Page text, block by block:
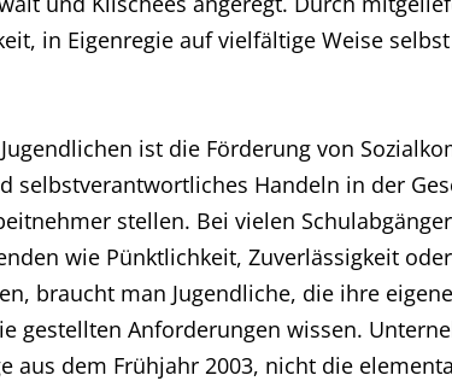
in Eigenregie auf vielfältige Weise
ist die Förderung von
selbstverantwortliches Handeln in der
stellen. Bei vielen
wie Pünktlichkeit, Zuverlässigkeit oder
braucht man Jugendliche, die ihre
gestellten Anforderungen wissen.
aus dem Frühjahr 2003, nicht die